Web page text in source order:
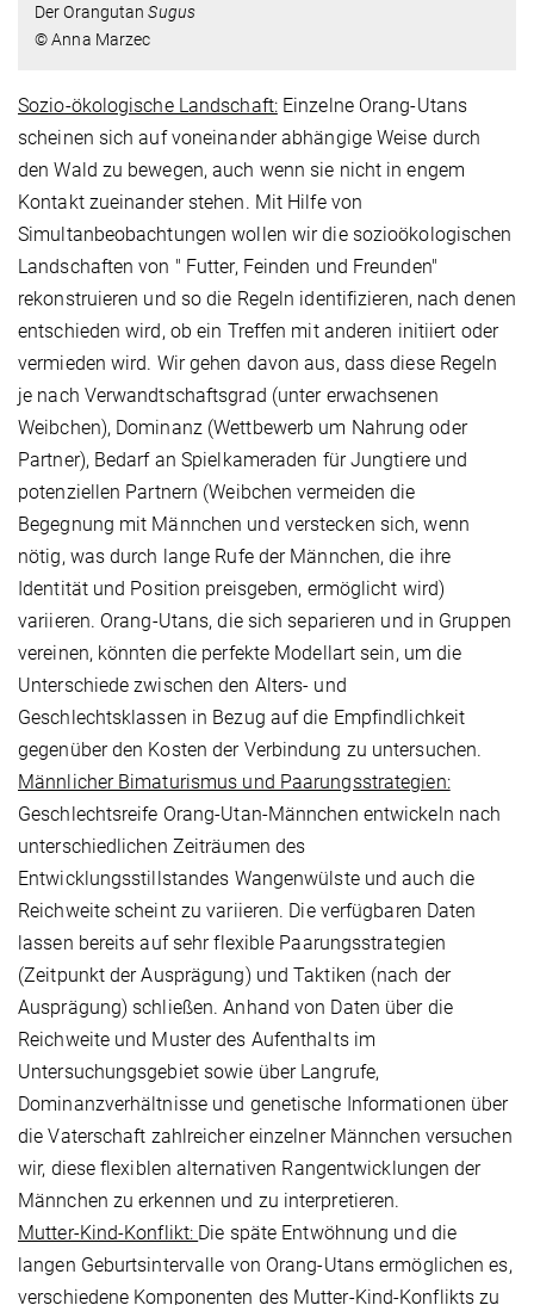
Der OrangutanSugus
© Anna Marzec
Sozio-ökologische Landschaft:Einzelne Orang-Utans
scheinen sich auf voneinander abhängige Weise durch
den Wald zu bewegen, auch wenn sie nicht in engem
Kontakt zueinander stehen. Mit Hilfe von
Simultanbeobachtungen wollen wir die sozioökologischen
Landschaften von " Futter, Feinden und Freunden"
rekonstruieren und so die Regeln identifizieren, nach denen
entschieden wird, ob ein Treffen mit anderen initiiert oder
vermieden wird. Wir gehen davon aus, dass diese Regeln
je nach Verwandtschaftsgrad (unter erwachsenen
Weibchen), Dominanz (Wettbewerb um Nahrung oder
Partner), Bedarf an Spielkameraden für Jungtiere und
potenziellen Partnern (Weibchen vermeiden die
Begegnung mit Männchen und verstecken sich, wenn
nötig, was durch lange Rufe der Männchen, die ihre
Identität und Position preisgeben, ermöglicht wird)
variieren. Orang-Utans, die sich separieren und in Gruppen
vereinen, könnten die perfekte Modellart sein, um die
Unterschiede zwischen den Alters- und
Geschlechtsklassen in Bezug auf die Empfindlichkeit
gegenüber den Kosten der Verbindung zu untersuchen.
Männlicher Bimaturismus und Paarungsstrategien:
Geschlechtsreife Orang-Utan-Männchen entwickeln nach
unterschiedlichen Zeiträumen des
Entwicklungsstillstandes Wangenwülste und auch die
Reichweite scheint zu variieren. Die verfügbaren Daten
lassen bereits auf sehr flexible Paarungsstrategien
(Zeitpunkt der Ausprägung) und Taktiken (nach der
Ausprägung) schließen. Anhand von Daten über die
Reichweite und Muster des Aufenthalts im
Untersuchungsgebiet sowie über Langrufe,
Dominanzverhältnisse und genetische Informationen über
die Vaterschaft zahlreicher einzelner Männchen versuchen
wir, diese flexiblen alternativen Rangentwicklungen der
Männchen zu erkennen und zu interpretieren.
Mutter-Kind-Konflikt: Die späte Entwöhnung und die
langen Geburtsintervalle von Orang-Utans ermöglichen es,
verschiedene Komponenten des Mutter-Kind-Konflikts zu